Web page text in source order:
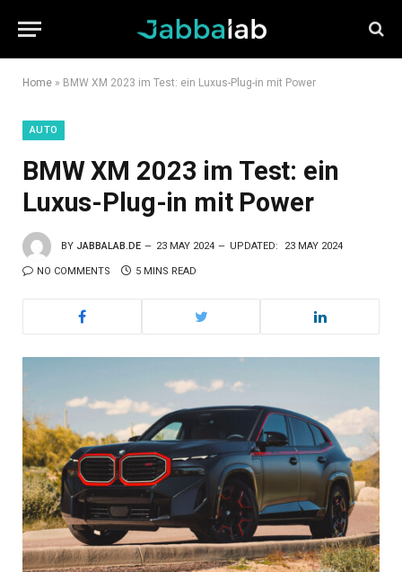
Home » BMW XM 2023 im Test: ein Luxus-Plug-in mit Power
AUTO
BMW XM 2023 im Test: ein
Luxus-Plug-in mit Power
BY JABBALAB.DE 23 MAY 2024 UPDATED: 23 MAY 2024
NO COMMENTS 5 MINS READ